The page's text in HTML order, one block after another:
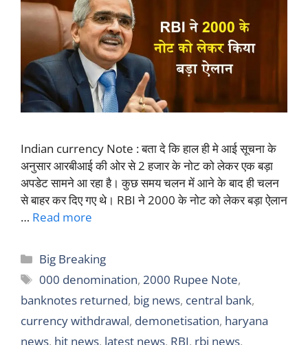
Indian currency Note : बता दे कि हाल ही मे आई सूचना के
अनुसार आरबीआई की ओर से 2 हजार के नोट को लेकर एक बड़ा
अपडेट सामने आ रहा है। कुछ समय चलन में आने के बाद ही चलन
से बाहर कर दिए गए थे। RBI ने 2000 के नोट को लेकर बड़ा ऐलान
… Read more
Categories
Big Breaking
Tags
000 denomination,2000 Rupee Note,
banknotes returned, big news, central bank,
currency withdrawal, demonetisation, haryana
news, hit news, latest news, RBI, rbi news,